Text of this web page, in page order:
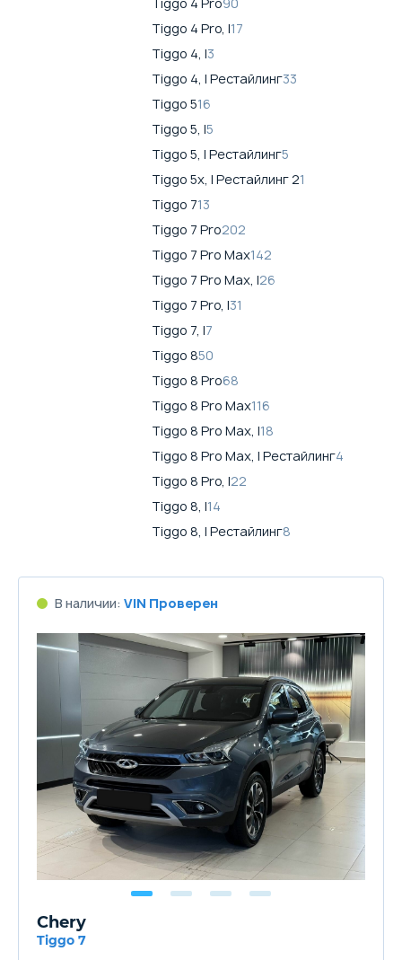
Tiggo 4 Pro, I17
Tiggo 4, I3
Tiggo 4, I Рестайлинг33
Tiggo 516
Tiggo 5, I5
Tiggo 5, I Рестайлинг5
Tiggo 5x, I Рестайлинг 21
Tiggo 713
Tiggo 7 Pro202
Tiggo 7 Pro Max142
Tiggo 7 Pro Max, I26
Tiggo 7 Pro, I31
Tiggo 7, I7
Tiggo 850
Tiggo 8 Pro68
Tiggo 8 Pro Max116
Tiggo 8 Pro Max, I18
Tiggo 8 Pro Max, I Рестайлинг4
Tiggo 8 Pro, I22
Tiggo 8, I14
Tiggo 8, I Рестайлинг8
В наличии: VIN Проверен
Chery
Tiggo 7